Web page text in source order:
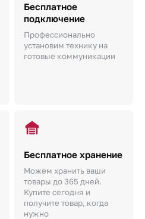
Бесплатное
подключение
Профессионально
установим технику на
готовые коммуникации
Бесплатное хранение
Можем хранить ваши
товары до 365 дней.
Купите сегодня и
получите товар, когда
нужно